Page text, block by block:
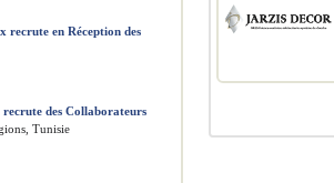
recrute en Réception des
des Collaborateurs
Tunisie